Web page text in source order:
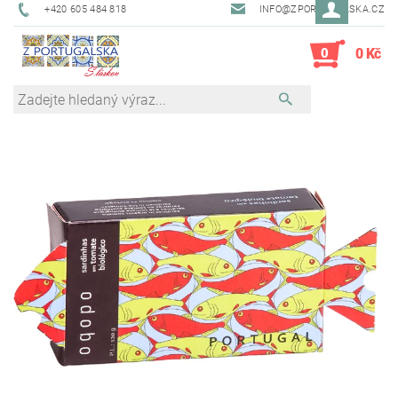
+420 605 484 818 INFO@ZPORTUGALSKA.CZ
0 0 Kč